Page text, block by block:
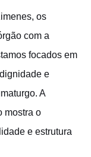
os
com a
focados em
e
A
mostra o
e estrutura